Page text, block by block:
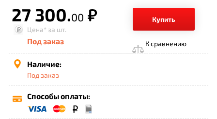
27 300.00 р.
Купить
Цена* за шт.
Под заказ К сравнению
Наличие:
Под заказ
Способы оплаты: